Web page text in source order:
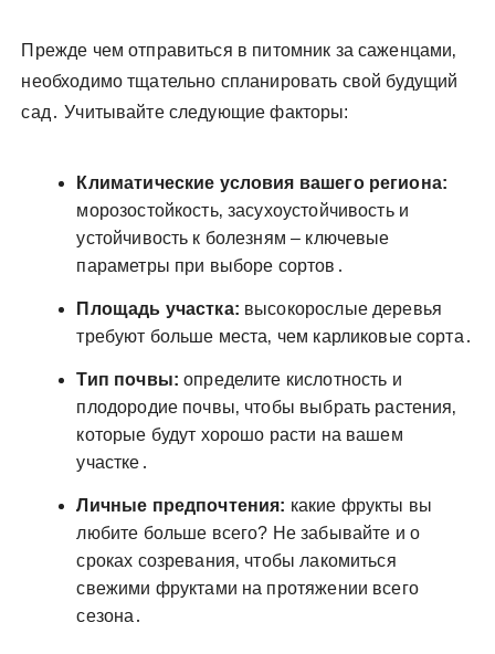
Прежде чем отправиться в питомник за саженцами‚
необходимо тщательно спланировать свой будущий
сад․ Учитывайте следующие факторы:
Климатические условия вашего региона:
морозостойкость‚ засухоустойчивость и
устойчивость к болезням – ключевые
параметры при выборе сортов․
Площадь участка: высокорослые деревья
требуют больше места‚ чем карликовые сорта․
Тип почвы: определите кислотность и
плодородие почвы‚ чтобы выбрать растения‚
которые будут хорошо расти на вашем
участке․
Личные предпочтения: какие фрукты вы
любите больше всего? Не забывайте и о
сроках созревания‚ чтобы лакомиться
свежими фруктами на протяжении всего
сезона․